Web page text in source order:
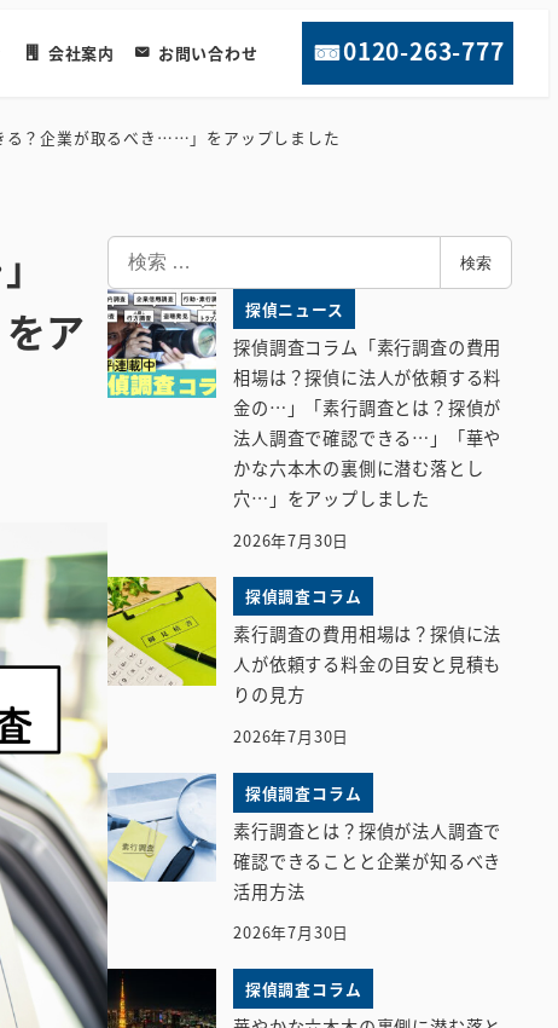
会社案内 お問い合わせ 0120-263-777
？企業が取るべき……」をアップしました
ア
索
検索
探偵ニュース
探偵調査コラム「素行調査の費用
相場は？探偵に法人が依頼する料
金の…」「素行調査とは？探偵が
法人調査で確認できる…」「華や
かな六本木の裏側に潜む落とし
穴…」をアップしました
2026年7月30日
探偵調査コラム
素行調査の費用相場は？探偵に法
人が依頼する料金の目安と見積も
りの見方
2026年7月30日
探偵調査コラム
素行調査とは？探偵が法人調査で
確認できることと企業が知るべき
活用方法
2026年7月30日
探偵調査コラム